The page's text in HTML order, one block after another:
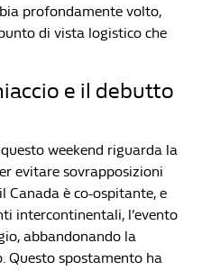
profondamente volto,
di vista logistico che
e il debutto
weekend riguarda la
evitare sovrapposizioni
Canada è co-ospitante, e
intercontinentali, l’evento
abbandonando la
Questo spostamento ha